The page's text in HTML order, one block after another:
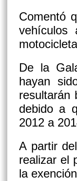
Comentó
vehículos
De la
hayan
resultarán
debido a
2012 a
A partir
realizar el
la